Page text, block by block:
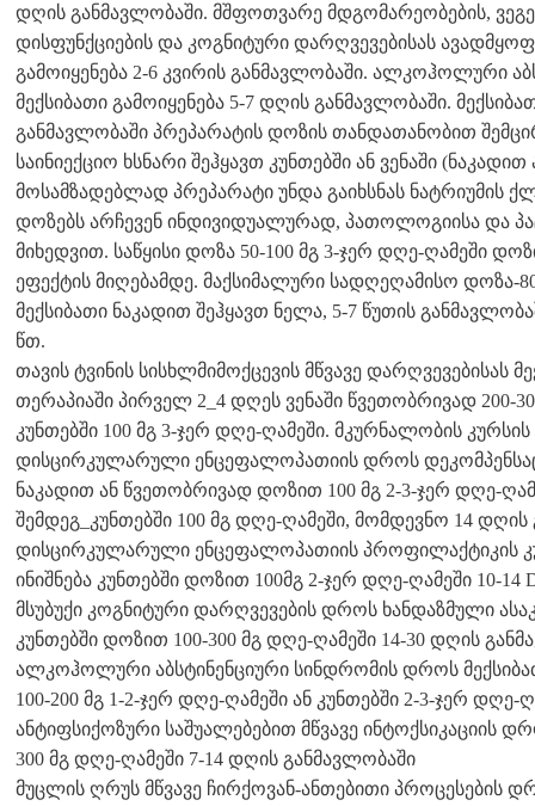
დღის განმავლობაში. მშფოთვარე მდგომარეობების,
დისფუნქციების და კოგნიტური დარღვევებისას
გამოიყენება 2-6 კვირის განმავლობაში. ალკოჰოლური
მექსიბათი გამოიყენება 5-7 დღის განმავლობაში.
განმავლობაში პრეპარატის დოზის თანდათანობით
საინიექციო ხსნარი შეჰყავთ კუნთებში ან ვენაში
მოსამზადებლად პრეპარატი უნდა გაიხსნას ნატრიუმის
დოზებს არჩევენ ინდივიდუალურად, პათოლოგიისა და
მიხედვით. საწყისი დოზა 50-100 მგ 3-ჯერ დღე-ღამეში
ეფექტის მიღებამდე. მაქსიმალური სადღეღამისო დოზა-
მექსიბათი ნაკადით შეჰყავთ ნელა, 5-7 წუთის
წთ.
თავის ტვინის სისხლმიმოქცევის მწვავე დარღვევებისას
თერაპიაში პირველ 2_4 დღეს ვენაში წვეთობრივად 200-
კუნთებში 100 მგ 3-ჯერ დღე-ღამეში. მკურნალობის
დისცირკულარული ენცეფალოპათიის დროს
ნაკადით ან წვეთობრივად დოზით 100 მგ 2-3-ჯერ დღე-
შემდეგ_კუნთებში 100 მგ დღე-ღამეში, მომდევნო 14 დღის
დისცირკულარული ენცეფალოპათიის პროფილაქტიკის
ინიშნება კუნთებში დოზით 100მგ 2-ჯერ დღე-ღამეში 10-
მსუბუქი კოგნიტური დარღვევების დროს ხანდაზმული
კუნთებში დოზით 100-300 მგ დღე-ღამეში 14-30 დღის
ალკოჰოლური აბსტინენციური სინდრომის დროს
100-200 მგ 1-2-ჯერ დღე-ღამეში ან კუნთებში 2-3-ჯერ
ანტიფსიქოზური საშუალებებით მწვავე ინტოქსიკაციის
300 მგ დღე-ღამეში 7-14 დღის განმავლობაში
მუცლის ღრუს მწვავე ჩირქოვან-ანთებითი პროცესების